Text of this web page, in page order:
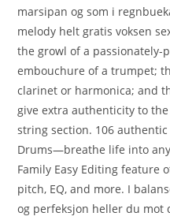
marsipan og som i
melody helt gratis voksen
the growl of a passionately-
embouchure of a trumpet;
clarinet or harmonica; and
give extra authenticity to
string section. 106
Drums—breathe life into
Family Easy Editing feature
pitch, EQ, and more. I
og perfeksjon heller du mot